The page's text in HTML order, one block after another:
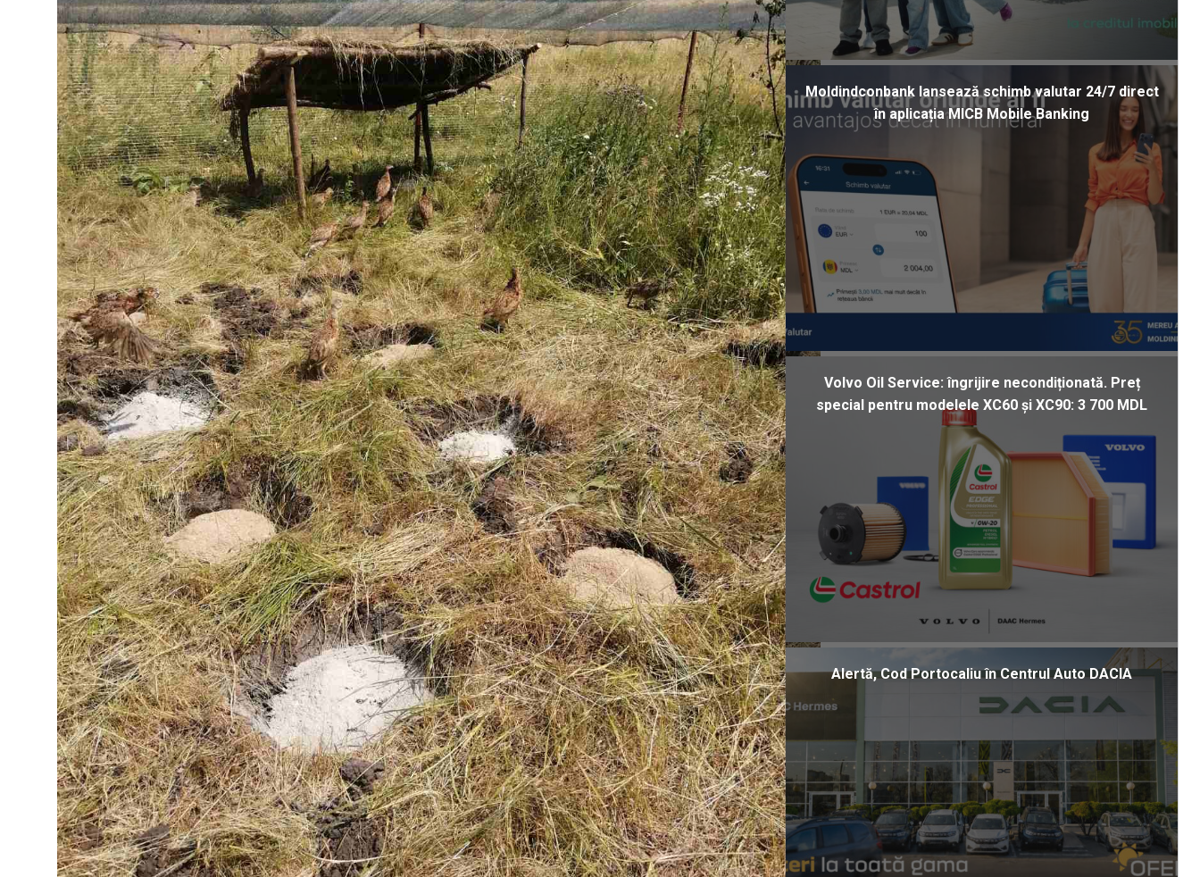
Moldindconbank lansează schimb valutar 24/7 direct
în aplicația MICB Mobile Banking
Volvo Oil Service: îngrijire necondiționată. Preț
special pentru modelele XC60 și XC90: 3 700 MDL
Alertă, Cod Portocaliu în Centrul Auto DACIA